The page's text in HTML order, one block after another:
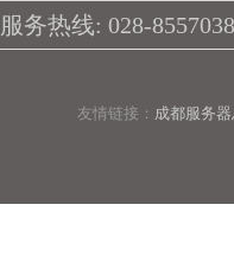
服务热线: 028-
友情链接： 成都服务